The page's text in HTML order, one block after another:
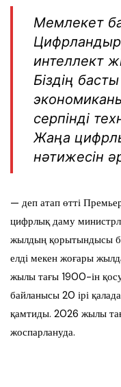
Мемлекет
интеллект
Біздің
серпінді
Жаңа
нәтижесін
— деп атап өтті
цифрлық даму
жылдың қорытындысы
елді мекен жоғары
жылы тағы 1900-ін
байланысы 20 ірі
қамтиды. 2026 жылы
жоспарлануда.